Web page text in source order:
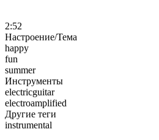
2:52
Настроение/Тема
happy
fun
summer
Инструменты
electricguitar
electroamplified
Другие теги
instrumental